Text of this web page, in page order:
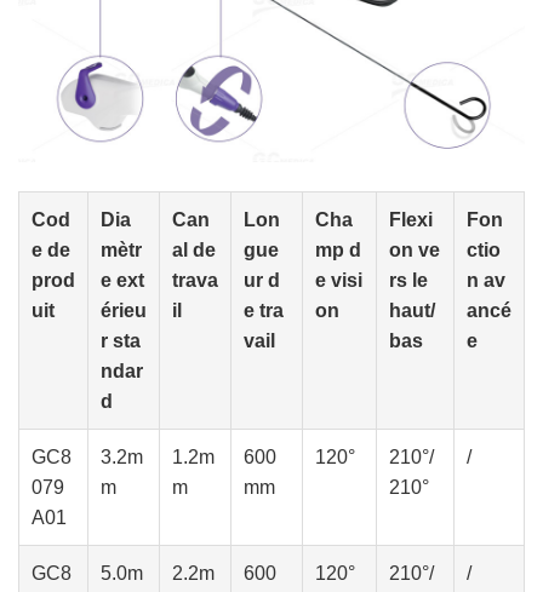
Cod
e de
prod
uit
Dia
mètr
e ext
érieu
r sta
ndar
d
Can
al de
trava
il
Lon
gue
ur d
e tra
vail
Cha
mp d
e visi
on
Flexi
on ve
rs le
haut/
bas
Fon
ctio
n av
ancé
e
GC8
079
A01
3.2m
m
1.2m
m
600
mm
120°
210°/
210°
/
GC8
5.0m
2.2m
600
120°
210°/
/